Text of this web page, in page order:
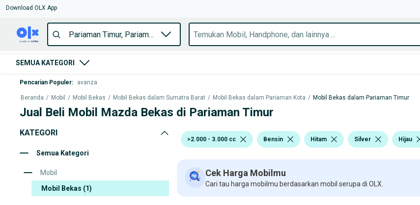
Download OLX App
SEMUA KATEGORI
Pencarian Populer: avanza
Beranda / Mobil / Mobil Bekas / Mobil Bekas dalam Sumatra Barat / Mobil Bekas dalam Pariaman Kota / Mobil Bekas dalam Pariaman Timur
Jual Beli Mobil Mazda Bekas di Pariaman Timur
KATEGORI
Semua Kategori
Mobil
Mobil Bekas (1)
>2.000 - 3.000 cc Bensin Hitam Silver Hijau
Cek Harga Mobilmu
Cari tau harga mobilmu berdasarkan mobil serupa di OLX.